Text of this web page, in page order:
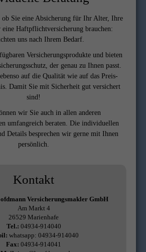
ob Sie eine Absicherung für Ihr Alter, Ihre
eine Haftpflichtversicherung brauchen:
uns nach Ihrem Bedarf.
Versicherungsprodukte und bieten
der genau zu Ihnen passt.
auf die Qualität wie auf das Preis-
Damit Sie mit Sicherheit gut versichert
sind!
wir Sie auch in allen anderen
umfangreich beraten. Die individuellen
Details besprechen wir gerne mit Ihnen
persönlich.
Kontakt
Versicherungsmakler GmbH
Am Markt 4
26529 Marienhafe
Tel.: 04934-914040
whatsapp: 04934-914040
Fax: 04934-914041